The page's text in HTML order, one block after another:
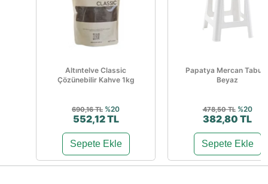
Altıntelve Classic
Çözünebilir Kahve 1kg
690,16 TL %20
552,12 TL
Sepete Ekle
Papatya Mercan
Beyaz
478,50 TL %20
382,80 TL
Sepete Ekle